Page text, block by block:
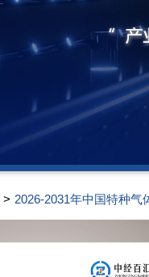
> 2026-2031年中国特种